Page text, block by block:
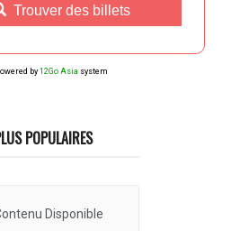
Trouver des billets
by 12Go Asia system
POPULAIRES
Disponible